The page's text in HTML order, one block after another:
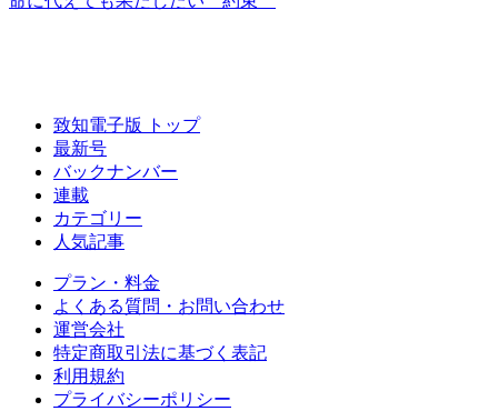
致知電子版 トップ
最新号
バックナンバー
連載
カテゴリー
人気記事
プラン・料金
よくある質問・お問い合わせ
運営会社
特定商取引法に基づく表記
利用規約
プライバシーポリシー